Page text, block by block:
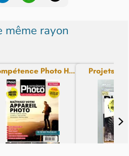
même rayon
Photo H... Projets